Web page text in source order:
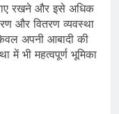
रखने और इसे अधिक
और वितरण व्यवस्था
अपनी आबादी की
में भी महत्वपूर्ण भूमिका